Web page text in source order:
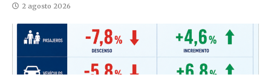
2 agosto 2026